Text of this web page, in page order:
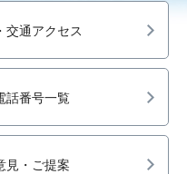
交通アクセス
話番号一覧
見・ご提案